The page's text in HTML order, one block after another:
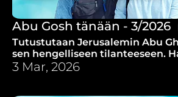
Abu Gosh tänään - 3/2026
Tutustutaan Jerusalemin Abu
sen hengelliseen tilanteeseen.
Aaron Ibrahim.
3 Mar, 2026